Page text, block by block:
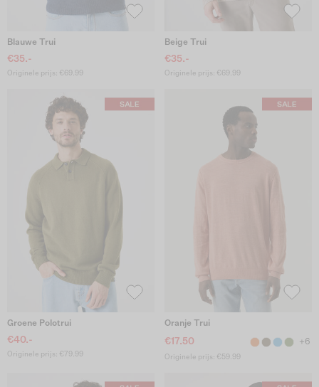
Blauwe Trui
€35.-
Originele prijs: €69.99
Beige Trui
€35.-
Originele prijs: €69.99
Groene Polotrui
€40.-
Originele prijs: €79.99
Oranje Trui
€17.50 +6
Originele prijs: €59.99